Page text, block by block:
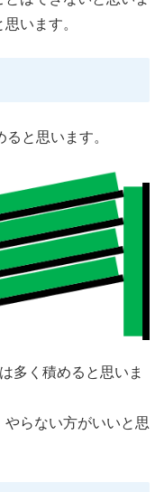
います。
と思います。
多く積めると思いま
らない方がいいと思